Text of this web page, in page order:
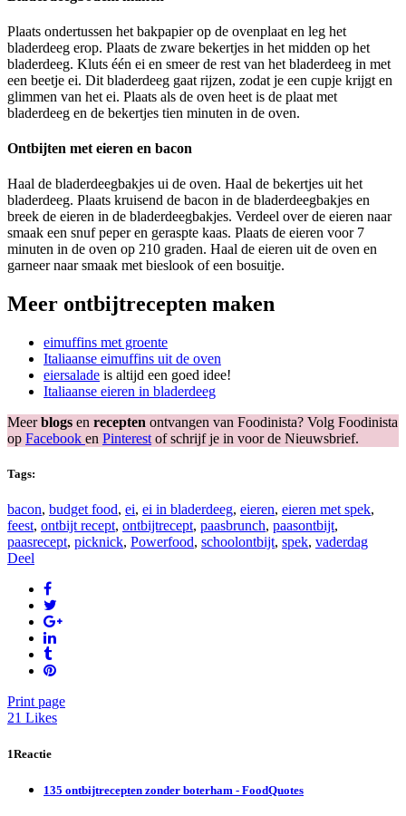
Plaats ondertussen het bakpapier op de ovenplaat en leg het
bladerdeeg erop. Plaats de zware bekertjes in het midden op het
bladerdeeg. Kluts één ei en smeer de rest van het bladerdeeg in met
een beetje ei. Dit bladerdeeg gaat rijzen, zodat je een cupje krijgt en
glimmen van het ei. Plaats als de oven heet is de plaat met
bladerdeeg en de bekertjes tien minuten in de oven.
Ontbijten met eieren en bacon
Haal de bladerdeegbakjes ui de oven. Haal de bekertjes uit het
bladerdeeg. Plaats kruisend de bacon in de bladerdeegbakjes en
breek de eieren in de bladerdeegbakjes. Verdeel over de eieren naar
smaak een snuf peper en geraspte kaas. Plaats de eieren voor 7
minuten in de oven op 210 graden. Haal de eieren uit de oven en
garneer naar smaak met bieslook of een bosuitje.
Meer ontbijtrecepten maken
eimuffins met groente
Italiaanse eimuffins uit de oven
eiersalade is altijd een goed idee!
Italiaanse eieren in bladerdeeg
Meerblogs en recepten ontvangen van Foodinista? Volg Foodinista
op Facebook en Pinterest of schrijf je in voor de Nieuwsbrief.
Tags:
bacon, budget food, ei, ei in bladerdeeg, eieren, eieren met spek,
feest, ontbijt recept, ontbijtrecept, paasbrunch, paasontbijt,
paasrecept, picknick, Powerfood, schoolontbijt, spek, vaderdag
Deel
Print page
21 Likes
1Reactie
135 ontbijtrecepten zonder boterham - FoodQuotes